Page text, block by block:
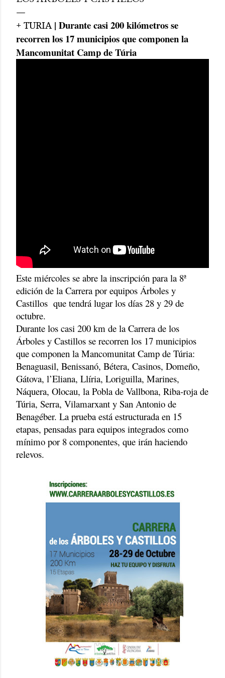
+ TURIA| Durante casi 200 kilómetros se
recorren los 17 municipios que componen la
Mancomunitat Camp de Túria
Este miércoles se abre la inscripción para la 8ª
edición de la Carrera por equipos Árboles y
Castillos que tendrá lugar los días 28 y 29 de
octubre.
Durante los casi 200 km de la Carrera de los
Árboles y Castillos se recorren los 17 municipios
que componen la Mancomunitat Camp de Túria:
Benaguasil, Benissanó, Bétera, Casinos, Domeño,
Gátova, l’Eliana, Llíria, Loriguilla, Marines,
Náquera, Olocau, la Pobla de Vallbona, Riba-roja de
Túria, Serra, Vilamarxant y San Antonio de
Benagéber. La prueba está estructurada en 15
etapas, pensadas para equipos integrados como
mínimo por 8 componentes, que irán haciendo
relevos.